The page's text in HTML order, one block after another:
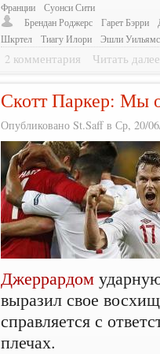
Франции
Суонси Сити
Брендан Роджерс
Гарет Бэрри
Шкртел
Тиагу Илори Эшли Уильямс
2 комментария Читать далее
Скотт Паркер: Мы
Опубликовано St.Saff в Ср, 20/
Джеррардом
выразил свое
справляется с
плечах.